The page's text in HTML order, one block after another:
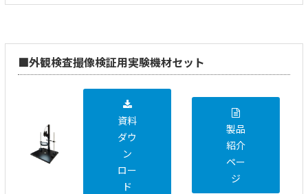
■外観検査撮像検証用実験機材セット
資料
ダウ
ン
ロー
ド
製品
紹介
ペー
ジ